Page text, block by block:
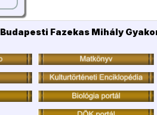
Budapesti Fazekas Mihály